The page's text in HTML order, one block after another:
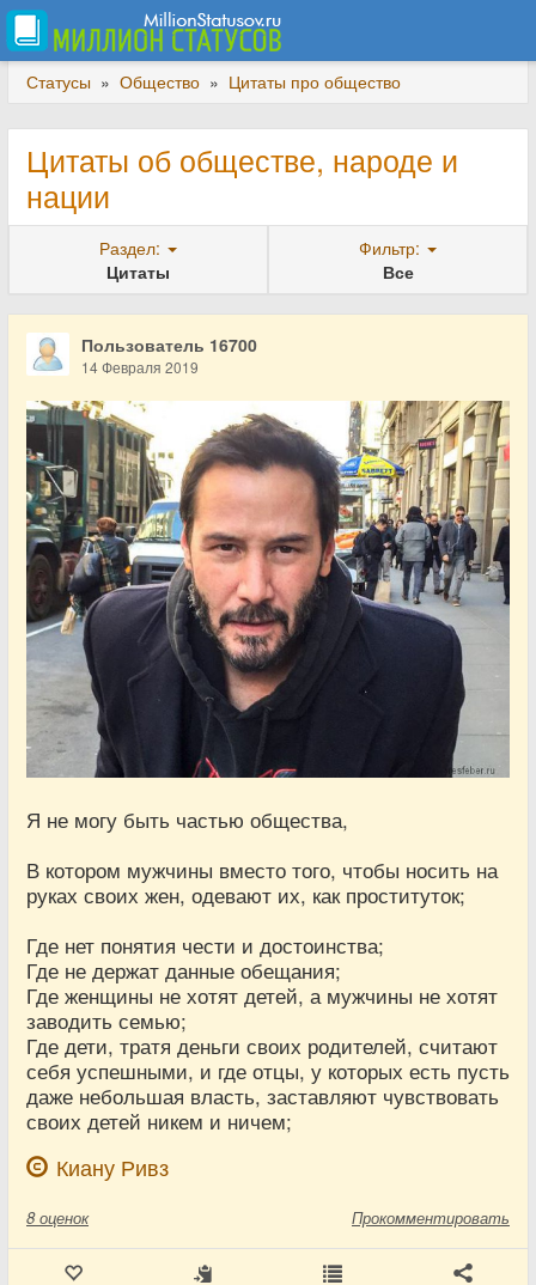
Статусы » Общество » Цитаты про общество
Цитаты об обществе, народе и
нации
Раздел:
Цитаты
Фильтр:
Все
Пользователь 16700
14 Февраля 2019
Я не могу быть частью общества,
В котором мужчины вместо того, чтобы носить на
руках своих жен, одевают их, как проституток;
Где нет понятия чести и достоинства;
Где не держат данные обещания;
Где женщины не хотят детей, а мужчины не хотят
заводить семью;
Где дети, тратя деньги своих родителей, считают
себя успешными, и где отцы, у которых есть пусть
даже небольшая власть, заставляют чувствовать
своих детей никем и ничем;
Киану Ривз
8 оценок Прокомментировать